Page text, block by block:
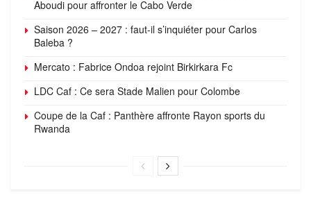
Aboudi pour affronter le Cabo Verde
Saison 2026 – 2027 : faut-il s’inquiéter pour Carlos
Baleba ?
Mercato : Fabrice Ondoa rejoint Birkirkara Fc
LDC Caf : Ce sera Stade Malien pour Colombe
Coupe de la Caf : Panthère affronte Rayon sports du
Rwanda